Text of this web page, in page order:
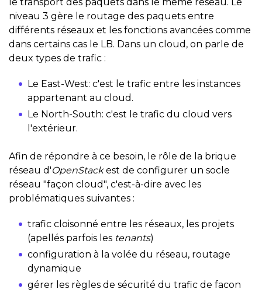
le transport des paquets dans le même réseau. Le
niveau 3 gère le routage des paquets entre
différents réseaux et les fonctions avancées comme
dans certains cas le LB. Dans un cloud, on parle de
deux types de trafic :
Le East-West: c'est le trafic entre les instances
appartenant au cloud.
Le North-South: c'est le trafic du cloud vers
l'extérieur.
Afin de répondre à ce besoin, le rôle de la brique
réseau d'OpenStackest de configurer un socle
réseau "façon cloud", c'est-à-dire avec les
problématiques suivantes :
trafic cloisonné entre les réseaux, les projets
(apellés parfois les tenants)
configuration à la volée du réseau, routage
dynamique
gérer les règles de sécurité du trafic de facon